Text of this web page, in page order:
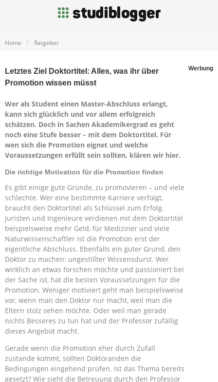
Home Ratgeber
Letztes Ziel Doktortitel: Alles, was ihr über
Promotion wissen müsst
Werbung
Wer als Student einen Master-Abschluss erlangt,
kann sich glücklich und vor allem erfolgreich
schätzen. Doch in Sachen Akademikergrad es geht
noch eine Stufe besser – mit dem Doktortitel. Für
wen sich die Promotion eignet und welche
Voraussetzungen erfüllt sein sollten, klären wir hier.
Die richtige Motivation für die Promotion finden
Es gibt einige gute Gründe, zu promovieren – und viele
schlechte. Wer eine bestimmte Karriere verfolgt,
braucht den Doktortitel als Schlüssel zum Erfolg.
Juristen und Ingenieure verdienen mit dem Doktortitel
beispielsweise mehr Geld, für Mediziner und viele
Naturwissenschaftler ist die Promotion erst der
eigentliche Abschluss. Ebenfalls ein guter Grund, den
Doktor zu machen: ungestillter Wissensdurst. Wer
wirklich an etwas forschen möchte und passioniert bei
der Sache ist, hat die besten Voraussetzungen für die
Promotion. Weniger motiviert geht man beispielsweise
vor, wenn man den Doktor nur macht, weil man die
Eltern stolz sehen möchte. Oder weil man gerade
nichts Besseres zu tun hat und der Professor zufällig
dieses Angebot macht.
Gerade wenn die Promotion eher durch Zufall
zustande kommt, sollten Doktoranden die
Bedingungen eingehend prüfen. Ist das Thema bereits
gesetzt? Wie sieht die Betreuung durch den Professor